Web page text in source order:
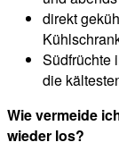
direkt
Südfrüchte
die
Wie vermeide
wieder los?